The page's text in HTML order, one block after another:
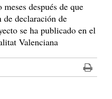
después de que
declaración de
se ha publicado en el
Valenciana